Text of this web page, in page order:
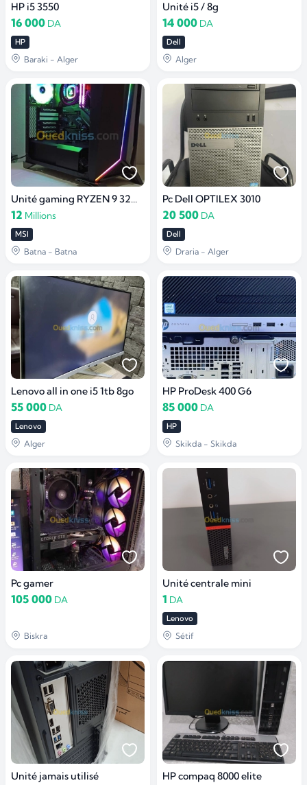
HP i5 3550
16 000 DA
HP
Baraki - Alger
Unité i5 / 8g
14 000 DA
Dell
Alger
Unité gaming RYZEN 9 32GB RAM 1TB SSD sans gpu
12 Millions
MSI
Batna - Batna
Pc Dell OPTILEX 3010
20 500 DA
Dell
Draria - Alger
Lenovo all in one i5 1tb 8go
55 000 DA
Lenovo
Alger
HP ProDesk 400 G6
85 000 DA
HP
Skikda - Skikda
Pc gamer
105 000 DA
Biskra
Unité centrale mini
1 DA
Lenovo
Sétif
Unité jamais utilisé HP compaq 8000 elite